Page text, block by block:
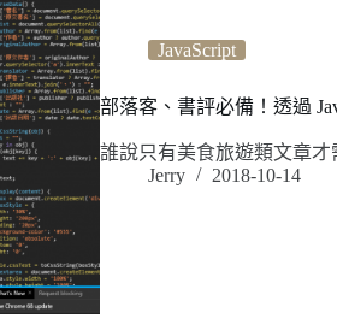
JavaScript
部落客、書評必備！透過
誰說只有美食旅遊類文章
Jerry
2018-10-14